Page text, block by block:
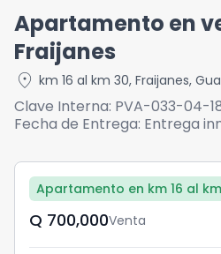
Apartamento en
Fraijanes
location_on km 16 al km 30, Fraijanes,
Clave Interna: PVA-033-04-
Fecha de Entrega: Entrega
Apartamento en km 16 al
Q	700,000Venta